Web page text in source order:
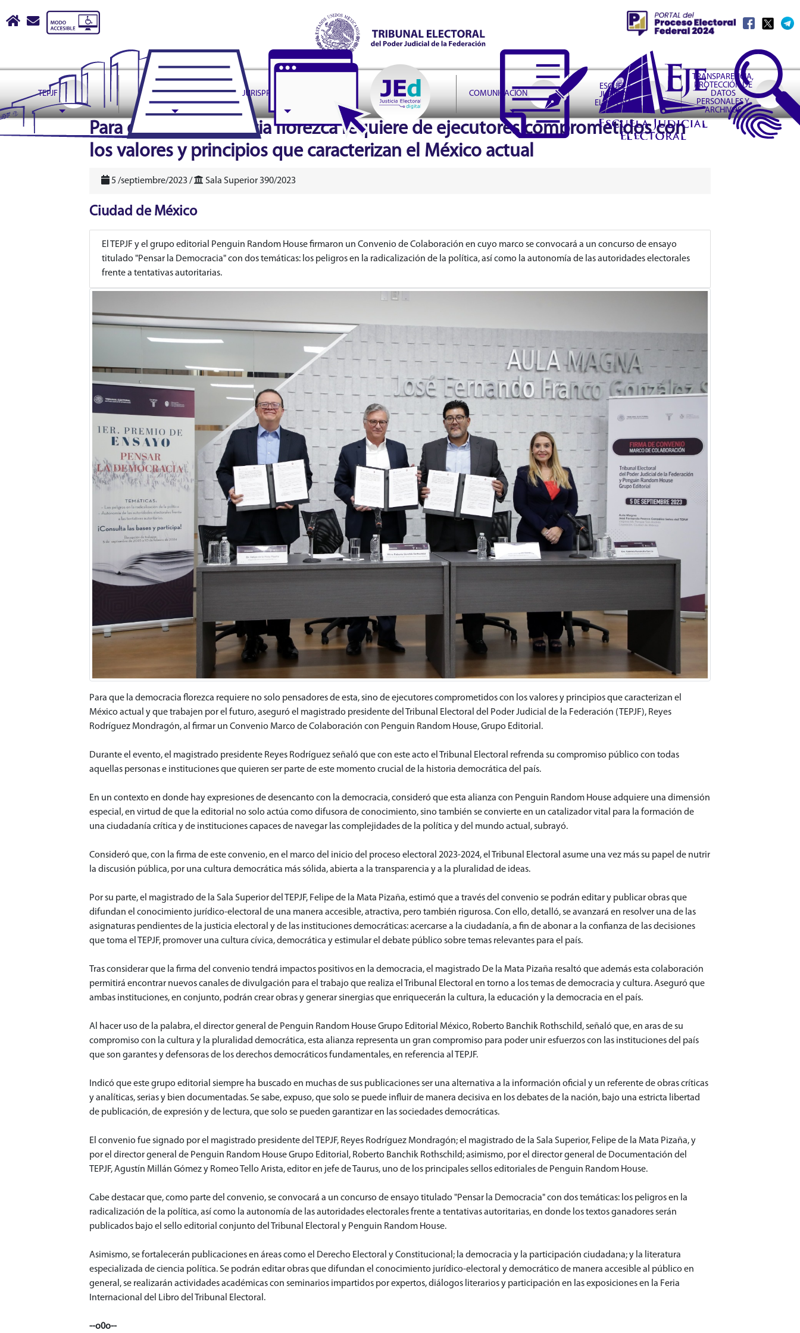
Tribunal Electoral del Poder Judicial de la Federación
Inicioescribir correo a contactoweb@te.gob.mx
TEPJF ASUNTOS JURISPRUDENCIA COMUNICACIÓN
ESCUELA
JUDICIAL
ELECTORAL
TRANSPARENCIA,
PROTECCIÓN DE
DATOS
PERSONALES Y
ARCHIVOS
header
Para que la democracia florezca requiere de ejecutores comprometidos con
los valores y principios que caracterizan el México actual
5 /septiembre/2023 / Sala Superior 390/2023
Ciudad de México
El TEPJF y el grupo editorial Penguin Random House firmaron un Convenio de Colaboración en cuyo marco se convocará a un concurso de ensayo
titulado "Pensar la Democracia" con dos temáticas: los peligros en la radicalización de la política, así como la autonomía de las autoridades electorales
frente a tentativas autoritarias.
Para que la democracia florezca requiere no solo pensadores de esta, sino de ejecutores comprometidos con los valores y principios que caracterizan el
México actual y que trabajen por el futuro, aseguró el magistrado presidente del Tribunal Electoral del Poder Judicial de la Federación (TEPJF), Reyes
Rodríguez Mondragón, al firmar un Convenio Marco de Colaboración con Penguin Random House, Grupo Editorial.
Durante el evento, el magistrado presidente Reyes Rodríguez señaló que con este acto el Tribunal Electoral refrenda su compromiso público con todas
aquellas personas e instituciones que quieren ser parte de este momento crucial de la historia democrática del país.
En un contexto en donde hay expresiones de desencanto con la democracia, consideró que esta alianza con Penguin Random House adquiere una dimensión
especial, en virtud de que la editorial no solo actúa como difusora de conocimiento, sino también se convierte en un catalizador vital para la formación de
una ciudadanía crítica y de instituciones capaces de navegar las complejidades de la política y del mundo actual, subrayó.
Consideró que, con la firma de este convenio, en el marco del inicio del proceso electoral 2023-2024, el Tribunal Electoral asume una vez más su papel de nutrir
la discusión pública, por una cultura democrática más sólida, abierta a la transparencia y a la pluralidad de ideas.
Por su parte, el magistrado de la Sala Superior del TEPJF, Felipe de la Mata Pizaña, estimó que a través del convenio se podrán editar y publicar obras que
difundan el conocimiento jurídico-electoral de una manera accesible, atractiva, pero también rigurosa. Con ello, detalló, se avanzará en resolver una de las
asignaturas pendientes de la justicia electoral y de las instituciones democráticas: acercarse a la ciudadanía, a fin de abonar a la confianza de las decisiones
que toma el TEPJF, promover una cultura cívica, democrática y estimular el debate público sobre temas relevantes para el país.
Tras considerar que la firma del convenio tendrá impactos positivos en la democracia, el magistrado De la Mata Pizaña resaltó que además esta colaboración
permitirá encontrar nuevos canales de divulgación para el trabajo que realiza el Tribunal Electoral en torno a los temas de democracia y cultura. Aseguró que
ambas instituciones, en conjunto, podrán crear obras y generar sinergias que enriquecerán la cultura, la educación y la democracia en el país.
Al hacer uso de la palabra, el director general de Penguin Random House Grupo Editorial México, Roberto Banchik Rothschild, señaló que, en aras de su
compromiso con la cultura y la pluralidad democrática, esta alianza representa un gran compromiso para poder unir esfuerzos con las instituciones del país
que son garantes y defensoras de los derechos democráticos fundamentales, en referencia al TEPJF.
Indicó que este grupo editorial siempre ha buscado en muchas de sus publicaciones ser una alternativa a la información oficial y un referente de obras críticas
y analíticas, serias y bien documentadas. Se sabe, expuso, que solo se puede influir de manera decisiva en los debates de la nación, bajo una estricta libertad
de publicación, de expresión y de lectura, que solo se pueden garantizar en las sociedades democráticas.
El convenio fue signado por el magistrado presidente del TEPJF, Reyes Rodríguez Mondragón; el magistrado de la Sala Superior, Felipe de la Mata Pizaña, y
por el director general de Penguin Random House Grupo Editorial, Roberto Banchik Rothschild; asimismo, por el director general de Documentación del
TEPJF, Agustín Millán Gómez y Romeo Tello Arista, editor en jefe de Taurus, uno de los principales sellos editoriales de Penguin Random House.
Cabe destacar que, como parte del convenio, se convocará a un concurso de ensayo titulado "Pensar la Democracia" con dos temáticas: los peligros en la
radicalización de la política, así como la autonomía de las autoridades electorales frente a tentativas autoritarias, en donde los textos ganadores serán
publicados bajo el sello editorial conjunto del Tribunal Electoral y Penguin Random House.
Asimismo, se fortalecerán publicaciones en áreas como el Derecho Electoral y Constitucional; la democracia y la participación ciudadana; y la literatura
especializada de ciencia política. Se podrán editar obras que difundan el conocimiento jurídico-electoral y democrático de manera accesible al público en
general, se realizarán actividades académicas con seminarios impartidos por expertos, diálogos literarios y participación en las exposiciones en la Feria
Internacional del Libro del Tribunal Electoral.
--o0o--